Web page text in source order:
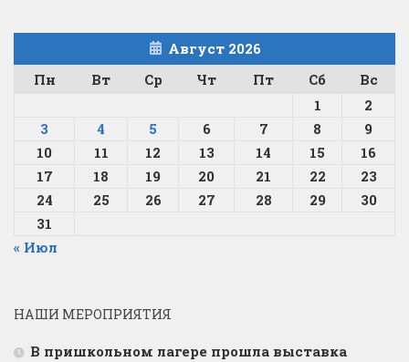
Август 2026
Пн
Вт Ср Чт Пт Сб
Вс
1
2
3
4 5 6 7 8
9
10
11 12 13 14 15
16
17
18 19 20 21 22
23
24
25 26 27 28 29
30
31
« Июл
НАШИ МЕРОПРИЯТИЯ
В пришкольном лагере прошла выставка